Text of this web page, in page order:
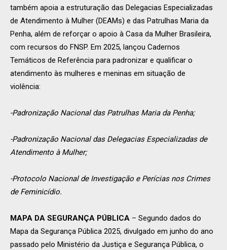
também apoia a estruturação das Delegacias Especializadas
de Atendimento à Mulher (DEAMs) e das Patrulhas Maria da
Penha, além de reforçar o apoio à Casa da Mulher Brasileira,
com recursos do FNSP. Em 2025, lançou Cadernos
Temáticos de Referência para padronizar e qualificar o
atendimento às mulheres e meninas em situação de
violência:
-Padronização Nacional das Patrulhas Maria da Penha;
-Padronização Nacional das Delegacias Especializadas de
Atendimento à Mulher;
-Protocolo Nacional de Investigação e Perícias nos Crimes
de Feminicídio.
MAPA DA SEGURANÇA PÚBLICA – Segundo dados do
Mapa da Segurança Pública 2025, divulgado em junho do ano
passado pelo Ministério da Justiça e Segurança Pública, o